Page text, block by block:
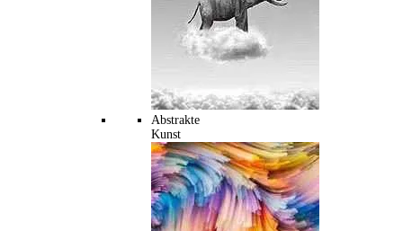
Abstrakte
Kunst